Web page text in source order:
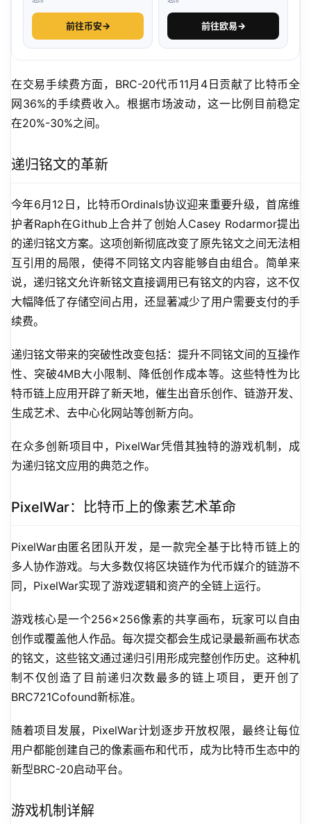
前往币安→ 前往欧易→
在交易手续费方面，BRC-20代币11月4日贡献了比特币全
网36%的手续费收入。根据市场波动，这一比例目前稳定
在20%-30%之间。
递归铭文的革新
今年6月12日，比特币Ordinals协议迎来重要升级，首席维
护者Raph在Github上合并了创始人Casey Rodarmor提出
的递归铭文方案。这项创新彻底改变了原先铭文之间无法相
互引用的局限，使得不同铭文内容能够自由组合。简单来
说，递归铭文允许新铭文直接调用已有铭文的内容，这不仅
大幅降低了存储空间占用，还显著减少了用户需要支付的手
续费。
递归铭文带来的突破性改变包括：提升不同铭文间的互操作
性、突破4MB大小限制、降低创作成本等。这些特性为比
特币链上应用开辟了新天地，催生出音乐创作、链游开发、
生成艺术、去中心化网站等创新方向。
在众多创新项目中，PixelWar凭借其独特的游戏机制，成
为递归铭文应用的典范之作。
PixelWar：比特币上的像素艺术革命
PixelWar由匿名团队开发，是一款完全基于比特币链上的
多人协作游戏。与大多数仅将区块链作为代币媒介的链游不
同，PixelWar实现了游戏逻辑和资产的全链上运行。
游戏核心是一个256×256像素的共享画布，玩家可以自由
创作或覆盖他人作品。每次提交都会生成记录最新画布状态
的铭文，这些铭文通过递归引用形成完整创作历史。这种机
制不仅创造了目前递归次数最多的链上项目，更开创了
BRC721Cofound新标准。
随着项目发展，PixelWar计划逐步开放权限，最终让每位
用户都能创建自己的像素画布和代币，成为比特币生态中的
新型BRC-20启动平台。
游戏机制详解